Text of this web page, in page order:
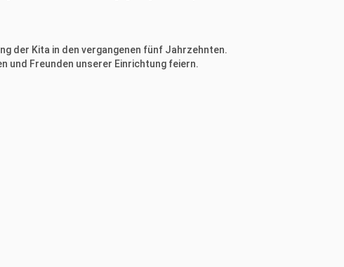
der Kita in den vergangenen fünf Jahrzehnten.
und Freunden unserer Einrichtung feiern.